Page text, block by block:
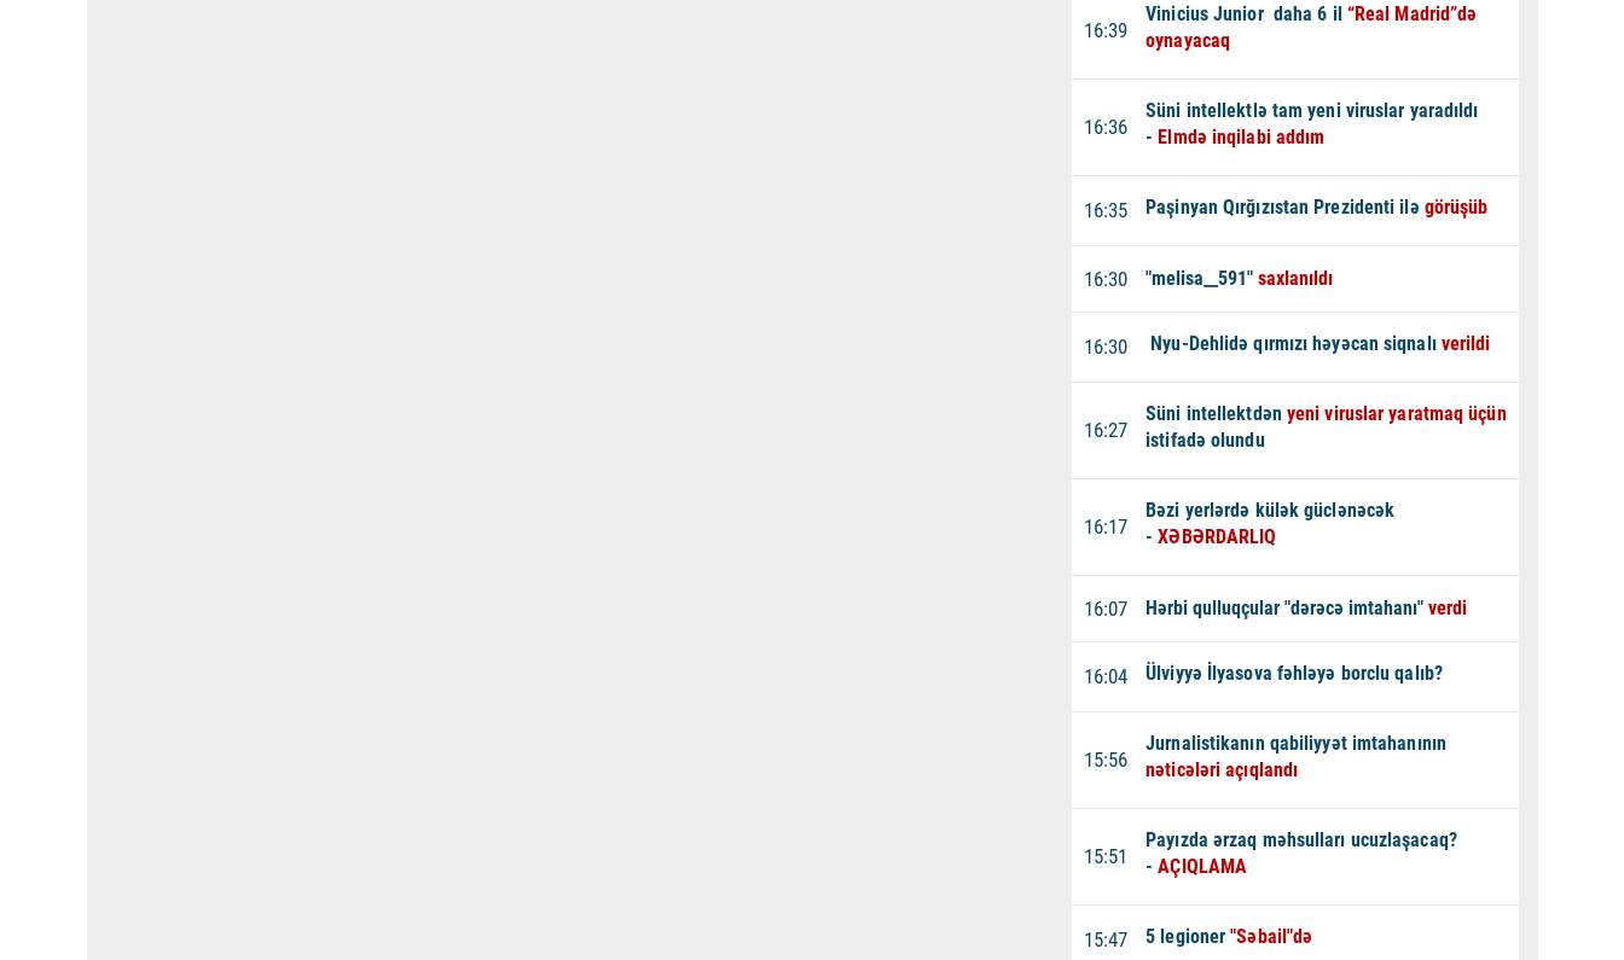
16:39
Vinicius Junior daha 6 il “Real Madrid”də
oynayacaq
16:36
Süni intellektlə tam yeni viruslar yaradıldı
- Elmdə inqilabi addım
16:35 Paşinyan Qırğızıstan Prezidenti ilə görüşüb
16:30 "melisa__591"saxlanıldı
16:30 Nyu-Dehlidə qırmızı həyəcan siqnalıverildi
16:27
Süni intellektdən yeni viruslar yaratmaq üçün
istifadə olundu
16:17
Bəzi yerlərdə külək güclənəcək
-XƏBƏRDARLIQ
16:07 Hərbi qulluqçular "dərəcə imtahanı"verdi
16:04 Ülviyyə İlyasova fəhləyə borclu qalıb?
15:56
Jurnalistikanın qabiliyyət imtahanının
nəticələri açıqlandı
15:51
Payızda ərzaq məhsulları ucuzlaşacaq?
-AÇIQLAMA
15:47 5 legioner"Səbail"də